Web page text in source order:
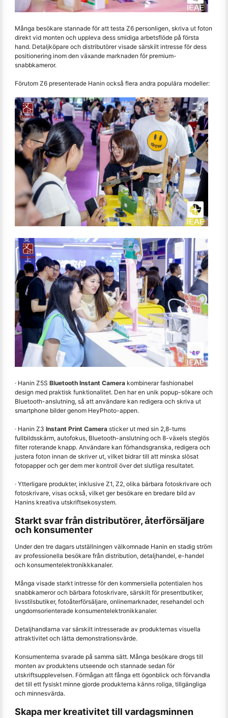
Många besökare stannade för att testa Z6 personligen, skriva ut foton
direkt vid monten och uppleva dess smidiga arbetsflöde på första
hand. Detaljköpare och distributörer visade särskilt intresse för dess
positionering inom den växande marknaden för premium-
snabbkameror.
Förutom Z6 presenterade Hanin också flera andra populära modeller:
· Hanin Z5S Bluetooth Instant Camera kombinerar fashionabel
design med praktisk funktionalitet. Den har en unik popup-sökare och
Bluetooth-anslutning, så att användare kan redigera och skriva ut
smartphone bilder genom HeyPhoto-appen.
· Hanin Z3 Instant Print Camera sticker ut med sin 2,8-tums
fullbildsskärm, autofokus, Bluetooth-anslutning och 8-växels steglös
filter roterande knapp. Användare kan förhandsgranska, redigera och
justera foton innan de skriver ut, vilket bidrar till att minska slösat
fotopapper och ger dem mer kontroll över det slutliga resultatet.
· Ytterligare produkter, inklusive Z1, Z2, olika bärbara fotoskrivare och
fotoskrivare, visas också, vilket ger besökare en bredare bild av
Hanins kreativa utskriftsekosystem.
Starkt svar från distributörer, återförsäljare
och konsumenter
Under den tre dagars utställningen välkomnade Hanin en stadig ström
av professionella besökare från distribution, detaljhandel, e-handel
och konsumentelektronikkkanaler.
Många visade starkt intresse för den kommersiella potentialen hos
snabbkameror och bärbara fotoskrivare, särskilt för presentbutiker,
livsstilsbutiker, fotoåterförsäljare, onlinemarknader, resehandel och
ungdomsorienterade konsumentelektronikkanaler.
Detaljhandlarna var särskilt intresserade av produkternas visuella
attraktivitet och lätta demonstrationsvärde.
Konsumenterna svarade på samma sätt. Många besökare drogs till
monten av produktens utseende och stannade sedan för
utskriftsupplevelsen. Förmågan att fånga ett ögonblick och förvandla
det till ett fysiskt minne gjorde produkterna känns roliga, tillgängliga
och minnesvärda.
Skapa mer kreativitet till vardagsminnen